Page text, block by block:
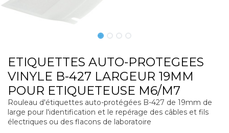
ETIQUETTES AUTO-PROTEGEES
VINYLE B-427 LARGEUR 19MM
POUR ETIQUETEUSE M6/M7
Rouleau d'étiquettes auto-protégées B-427 de 19mm de
large pour l'identification et le repérage des câbles et fils
électriques ou des flacons de laboratoire